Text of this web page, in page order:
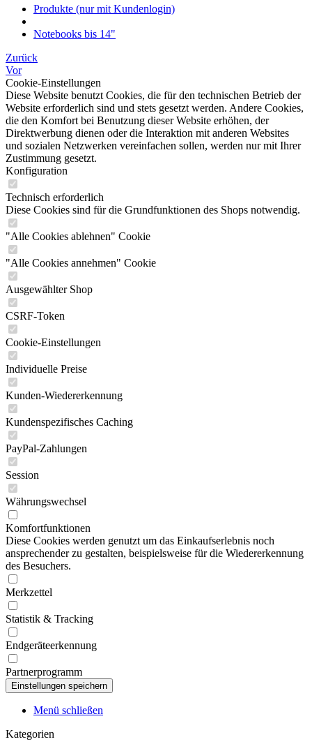
Produkte (nur mit Kundenlogin)
Notebooks bis 14"
Zurück
Vor
Cookie-Einstellungen
Diese Website benutzt Cookies, die für den technischen Betrieb der
Website erforderlich sind und stets gesetzt werden. Andere Cookies,
die den Komfort bei Benutzung dieser Website erhöhen, der
Direktwerbung dienen oder die Interaktion mit anderen Websites
und sozialen Netzwerken vereinfachen sollen, werden nur mit Ihrer
Zustimmung gesetzt.
Konfiguration
Technisch erforderlich
Diese Cookies sind für die Grundfunktionen des Shops notwendig.
"Alle Cookies ablehnen" Cookie
"Alle Cookies annehmen" Cookie
Ausgewählter Shop
CSRF-Token
Cookie-Einstellungen
Individuelle Preise
Kunden-Wiedererkennung
Kundenspezifisches Caching
PayPal-Zahlungen
Session
Währungswechsel
Komfortfunktionen
Diese Cookies werden genutzt um das Einkaufserlebnis noch
ansprechender zu gestalten, beispielsweise für die Wiedererkennung
des Besuchers.
Merkzettel
Statistik & Tracking
Endgeräteerkennung
Partnerprogramm
Menü schließen
Kategorien